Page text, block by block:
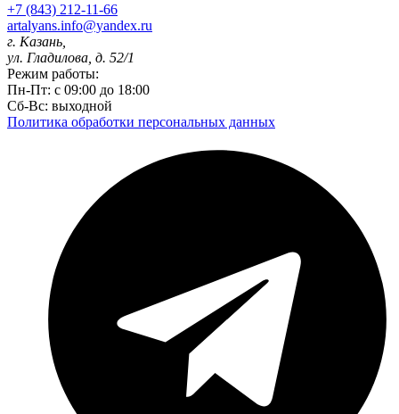
+7 (843) 212-11-66
artalyans.info@yandex.ru
г. Казань,
ул. Гладилова, д. 52/1
Режим работы:
Пн-Пт: с 09:00 до 18:00
Сб-Вс: выходной
Политика обработки персональных данных